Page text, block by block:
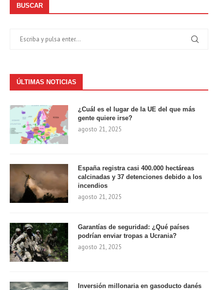
BUSCAR
ÚLTIMAS NOTICIAS
¿Cuál es el lugar de la UE del que más
gente quiere irse?
agosto 21, 2025
España registra casi 400.000 hectáreas
calcinadas y 37 detenciones debido a los
incendios
agosto 21, 2025
Garantías de seguridad: ¿Qué países
podrían enviar tropas a Ucrania?
agosto 21, 2025
Inversión millonaria en gasoducto danés